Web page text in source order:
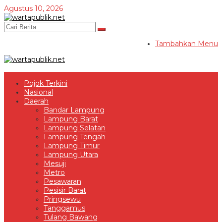
Lewati
ke
konten
Agustus 10, 2026
Tambahkan Menu
Pojok Terkini
Nasional
Daerah
Bandar Lampung
Lampung Barat
Lampung Selatan
Lampung Tengah
Lampung Timur
Lampung Utara
Mesuji
Metro
Pesawaran
Pesisir Barat
Pringsewu
Tanggamus
Tulang Bawang